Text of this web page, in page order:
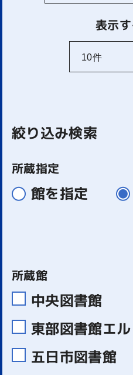
表示
絞り込み検索
所蔵指定
館を指定
所蔵館
中央図書館
東部図書館エル
五日市図書館